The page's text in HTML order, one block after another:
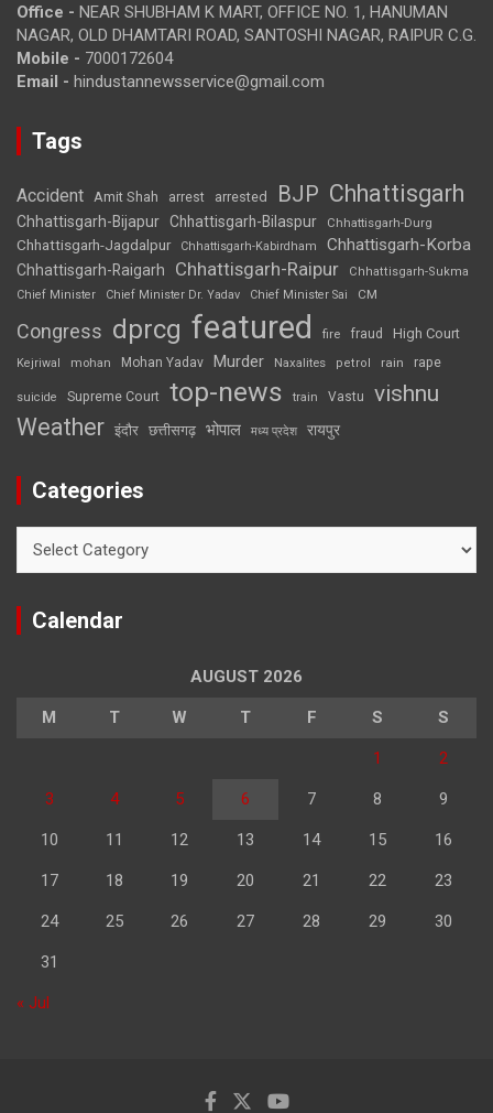
Office - NEAR SHUBHAM K MART, OFFICE NO. 1, HANUMAN
NAGAR, OLD DHAMTARI ROAD, SANTOSHI NAGAR, RAIPUR C.G.
Mobile - 7000172604
Email - hindustannewsservice@gmail.com
Tags
Accident Amit Shah arrest arrested BJP Chhattisgarh
Chhattisgarh-Bijapur Chhattisgarh-Bilaspur Chhattisgarh-Durg
Chhattisgarh-Jagdalpur Chhattisgarh-Kabirdham Chhattisgarh-Korba
Chhattisgarh-Raigarh Chhattisgarh-Raipur
Chhattisgarh-Sukma
Chief Minister
Chief Minister Dr. Yadav Chief Minister Sai CM
Congress dprcg featured fire fraud High Court
Kejriwal mohan Mohan Yadav Murder Naxalites petrol rain rape
suicide Supreme Court top-news train Vastu vishnu
Weather इंदौर छत्तीसगढ़ भोपाल मध्य प्रदेश रायपुर
Categories
Calendar
AUGUST 2026
M T W T F S S
1 2
3 4 5 6 7 8 9
10 11 12 13 14 15 16
17 18 19 20 21 22 23
24 25 26 27 28 29 30
31
« Jul